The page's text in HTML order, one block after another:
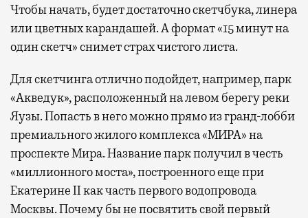
Чтобы начать, будет достаточно скетчбука, линера
или цветных карандашей. А формат «15 минут на
один скетч» снимет страх чистого листа.
Для скетчинга отлично подойдет, например, парк
«Акведук», расположенный на левом берегу реки
Яузы. Попасть в него можно прямо из гранд-лобби
премиального жилого комплекса «МИРА» на
проспекте Мира. Название парк получил в честь
«миллионного моста», построенного еще при
Екатерине II как часть первого водопровода
Москвы. Почему бы не посвятить свой первый